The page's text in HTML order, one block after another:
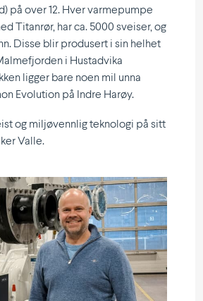
på over 12. Hver varmepumpe
Titanrør, har ca. 5000 sveiser, og
Disse blir produsert i sin helhet
i Hustadvika
ligger bare noen mil unna
Evolution på Indre Harøy.
og miljøvennlig teknologi på sitt
Valle.